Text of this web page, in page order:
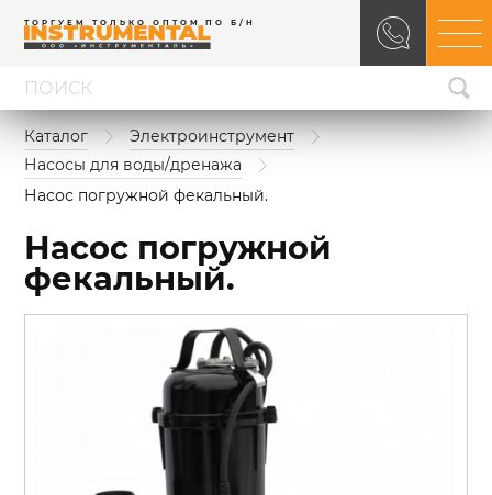
ТОРГУЕМ ТОЛЬКО ОПТОМ ПО Б/Н
Каталог
Электроинструмент
Насосы для воды/дренажа
Насос погружной фекальный.
Насос погружной
фекальный.